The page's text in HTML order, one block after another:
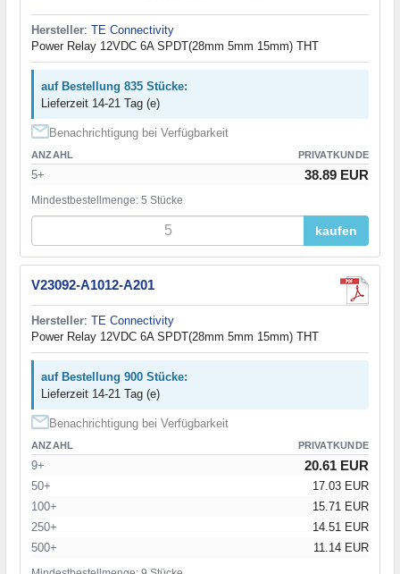
Hersteller: TE Connectivity
Power Relay 12VDC 6A SPDT(28mm 5mm 15mm) THT
auf Bestellung 835 Stücke:
Lieferzeit 14-21 Tag (e)
Benachrichtigung bei Verfügbarkeit
ANZAHL PRIVATKUNDE
5+ 38.89 EUR
Mindestbestellmenge: 5 Stücke
kaufen
V23092-A1012-A201
Hersteller: TE Connectivity
Power Relay 12VDC 6A SPDT(28mm 5mm 15mm) THT
auf Bestellung 900 Stücke:
Lieferzeit 14-21 Tag (e)
Benachrichtigung bei Verfügbarkeit
ANZAHL PRIVATKUNDE
9+ 20.61 EUR
50+
17.03 EUR
100+
15.71 EUR
250+
14.51 EUR
500+
11.14 EUR